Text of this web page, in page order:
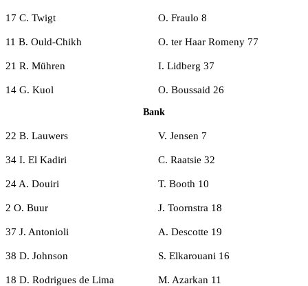
17 C. Twigt O. Fraulo 8
11 B. Ould-Chikh O. ter Haar Romeny 77
21 R. Mühren I. Lidberg 37
14 G. Kuol O. Boussaid 26
Bank
22 B. Lauwers V. Jensen 7
34 I. El Kadiri C. Raatsie 32
24 A. Douiri T. Booth 10
2 O. Buur J. Toornstra 18
37 J. Antonioli A. Descotte 19
38 D. Johnson S. Elkarouani 16
18 D. Rodrigues de Lima M. Azarkan 11